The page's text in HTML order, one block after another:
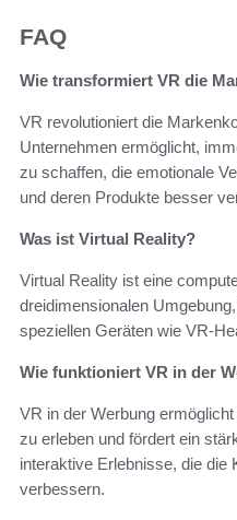
FAQ
Wie transformiert VR die
VR revolutioniert die
Unternehmen ermöglicht,
zu schaffen, die emotionale
und deren Produkte besser
Was ist Virtual Reality?
Virtual Reality ist eine
dreidimensionalen
speziellen Geräten wie VR-
Wie funktioniert VR in der
VR in der Werbung
zu erleben und fördert ein
interaktive Erlebnisse, die die
verbessern.